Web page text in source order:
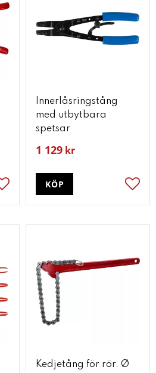
Lägg till i favoriter
Innerlåsringstång
med utbytbara
spetsar
1 129 kr
KÖP
Kedjetång för rör. Ø